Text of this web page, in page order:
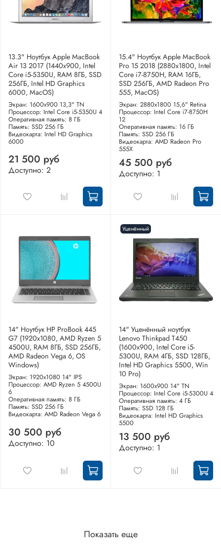
13.3" Ноутбук Apple MacBook
Air 13 2017 (1440x900, Intel
Core i5-5350U, RAM 8ГБ, SSD
256ГБ, Intel HD Graphics
6000, MacOS)
Экран: 1600x900 13,3" TN
Процессор: Intel Core i5-5350U 4
Оперативная память: 8 ГБ
Память: SSD 256 ГБ
Видеокарта: Intel HD Graphics
6000
21 500 руб
Доступно: 2
15.4" Ноутбук Apple MacBook
Pro 15 2018 (2880x1800, Intel
Core i7-8750H, RAM 16ГБ,
SSD 256ГБ, AMD Radeon Pro
555, MacOS)
Экран: 2880x1800 15,6" Retina
Процессор: Intel Core i7-8750H
12
Оперативная память: 16 ГБ
Память: SSD 256 ГБ
Видеокарта: AMD Radeon Pro
555X
45 500 руб
Доступно: 1
14" Ноутбук HP ProBook 445
G7 (1920x1080, AMD Ryzen 5
4500U, RAM 8ГБ, SSD 256ГБ,
AMD Radeon Vega 6, OS
Windows)
Экран: 1920x1080 14" IPS
Процессор: AMD Ryzen 5 4500U
6
Оперативная память: 8 ГБ
Память: SSD 256 ГБ
Видеокарта: AMD Radeon Vega 6
30 500 руб
Доступно: 10
Уценённый
14" Уценённый ноутбук
Lenovo Thinkpad T450
(1600x900, Intel Core i5-
5300U, RAM 4ГБ, SSD 128ГБ,
Intel HD Graphics 5500, Win
10 Pro)
Экран: 1600x900 14" TN
Процессор: Intel Core i5-5300U 4
Оперативная память: 4 ГБ
Память: SSD 128 ГБ
Видеокарта: Intel HD Graphics
5500
13 500 руб
Доступно: 1
Показать еще